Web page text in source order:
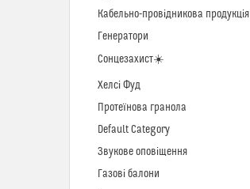
Кабельно-провідникова продукція
Генератори
Сонцезахист☀️
Хелсі Фуд
Протеїнова гранола
Default Category
Звукове оповіщення
Газові балони